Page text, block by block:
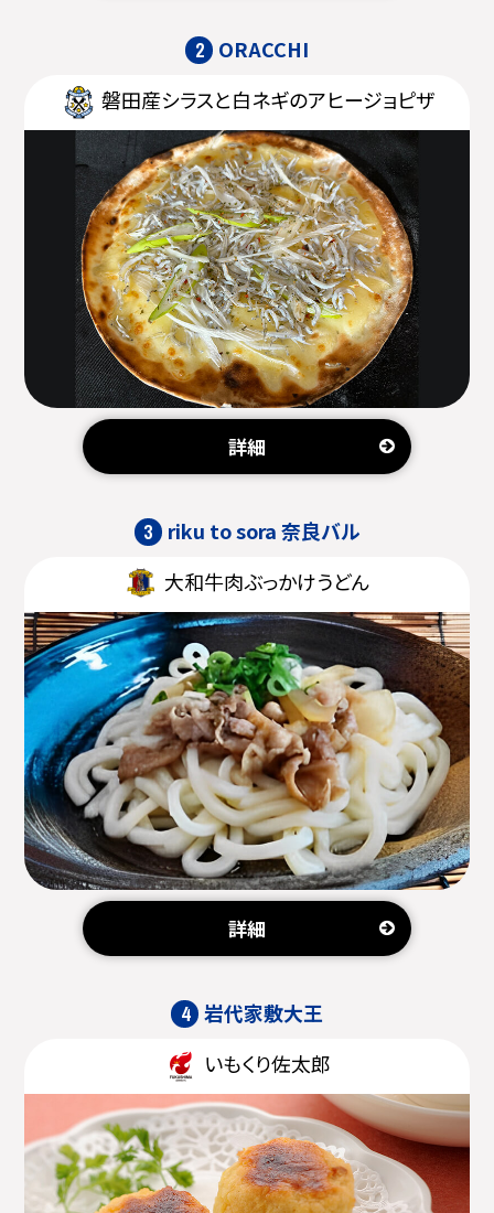
2 ORACCHI
磐田産シラスと白ネギのアヒージョピザ
詳細
3 riku to sora 奈良バル
大和牛肉ぶっかけうどん
詳細
4 岩代家敷大王
いもくり佐太郎